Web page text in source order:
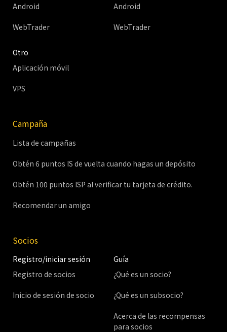
Android
WebTrader
Android
WebTrader
Otro
Aplicación móvil
VPS
Campaña
Lista de campañas
Obtén 6 puntos IS de vuelta cuando hagas un depósito
Obtén 100 puntos ISP al verificar tu tarjeta de crédito.
Recomendar un amigo
Socios
Registro/iniciar sesión
Registro de socios
Inicio de sesión de socio
Guía
¿Qué es un socio?
¿Qué es un subsocio?
Acerca de las recompensas
para socios